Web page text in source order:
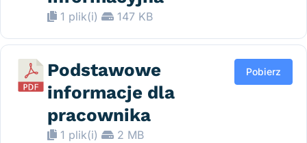
1 plik(i) 147 KB
Podstawowe
informacje dla
pracownika
1 plik(i) 2 MB
Pobierz